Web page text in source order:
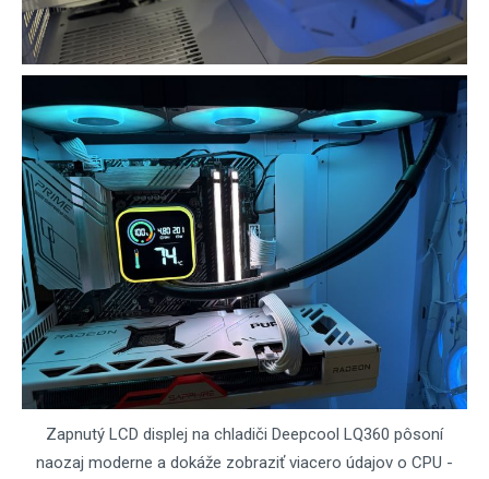
Zapnutý LCD displej na chladiči Deepcool LQ360 pôsoní
naozaj moderne a dokáže zobraziť viacero údajov o CPU -